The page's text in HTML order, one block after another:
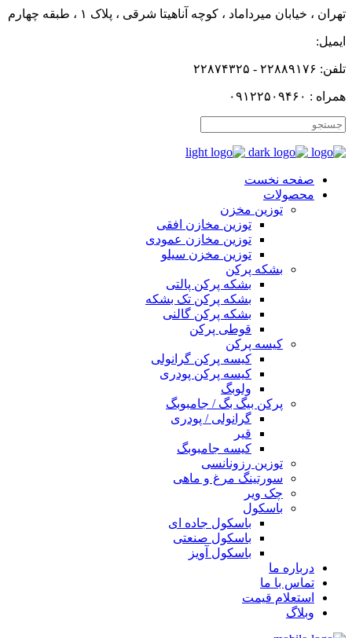
تهران ، خیابان میرداماد ، کوچه آناهیتا شرقی ، پلاک ۱ ، طبقه چهارم
ایمیل:
تلفن: ۲۲۸۸۹۱۷۶ - ۲۲۸۷۴۳۲۵
همراه : ۰۹۱۲۲۵۰۹۴۶۰
صفحه نخست
محصولات
توزین مخزن
توزین مخازن افقی
توزین مخازن عمودی
توزین مخزن سیلو
بشکه پرکن
بشکه پرکن پالتی
بشکه پرکن تک بشکه
بشکه پرکن گالنی
قوطی پرکن
کیسه پرکن
کیسه پرکن گرانولی
کیسه پرکن پودری
ولوبگ
پرکن بیگ بگ / جامبوبگ
گرانولی / پودری
قیر
کیسه جامبوبگ
توزین رزونانسی
سورتینگ مرغ و ماهی
چک ویر
باسکول
باسکول جاده ای
باسکول صنعتی
باسکول آویز
درباره ما
تماس با ما
استعلام قیمت
وبلاگ